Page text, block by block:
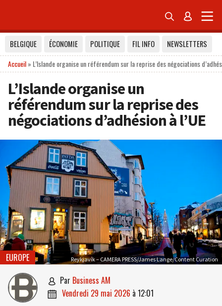
 
BELGIQUE ÉCONOMIE POLITIQUE FIL INFO
NEWSLETTERS
Accueil» L’Islande organise un référendum sur la reprise des négociations
L’Islande organise un
référendum sur la reprise des
négociations d’adhésion à l’UE
Reykjavík – CAMERA PRESS/James Lange/Content Curation
EUROPE
 par Business AM
 vendredi 29 mai 2026 à 12:01